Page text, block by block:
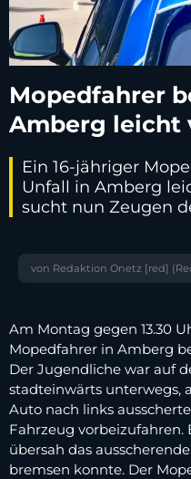
Mopedfahrer
Amberg leicht
Ein 16-jähriger
Unfall in Amberg
sucht nun Zeugen
von Redaktion Onetz [red]
Am Montag gegen 13.30
Mopedfahrer in Amberg
Der Jugendliche war auf
stadteinwärts unterwegs,
Auto nach links
Fahrzeug vorbeizufahren.
übersah das
bremsen konnte. Der